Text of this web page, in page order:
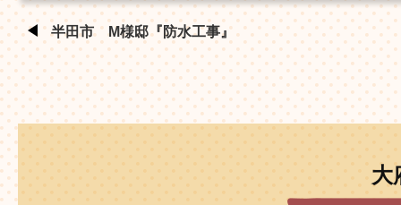
半田市 M様邸『防水工事』
大